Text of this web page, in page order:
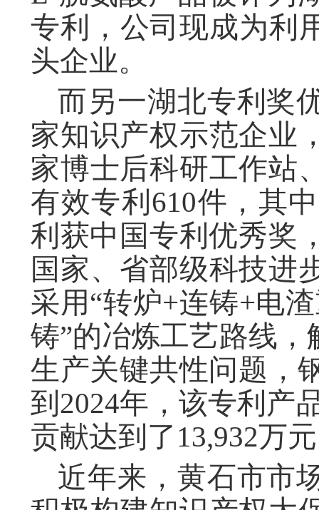
专利，公司现成为利
头企业。
而另一湖北专利奖
家知识产权示范企业
家博士后科研工作站
有效专利610件，其
利获中国专利优秀奖
国家、省部级科技进
采用“转炉+连铸+电
铸”的冶炼工艺路线
生产关键共性问题，
到2024年，该专利产
贡献达到了13,932万
近年来，黄石市市